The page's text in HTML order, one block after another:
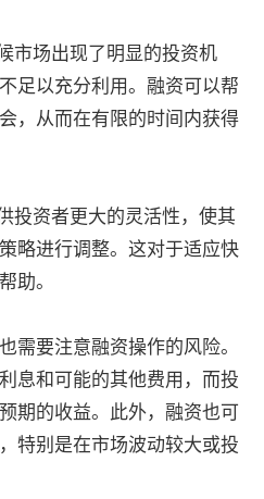
市场出现了明显的投资机
足以充分利用。融资可以帮
，从而在有限的时间内获得
投资者更大的灵活性，使其
略进行调整。这对于适应快
助。
需要注意融资操作的风险。
息和可能的其他费用，而投
期的收益。此外，融资也可
特别是在市场波动较大或投